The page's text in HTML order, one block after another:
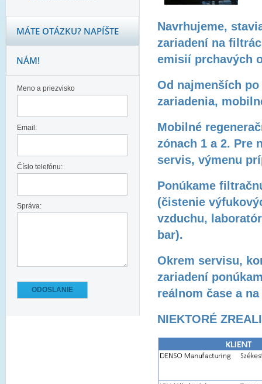
Navrhujeme,
zariadení na
emisií prchavých
Od najmenších
zariadenia,
Mobilné
zónach 1 a 2. Pre
servis, výmenu
Ponúkame
(čistenie
vzduchu,
bar).
Okrem servisu,
zariadení
reálnom čase a
NIEKTORÉ
MÁTE OTÁZKU? NAPÍŠTE
NÁM!
Meno a priezvisko
Email:
Číslo telefónu:
Správa:
ODOSLANIE